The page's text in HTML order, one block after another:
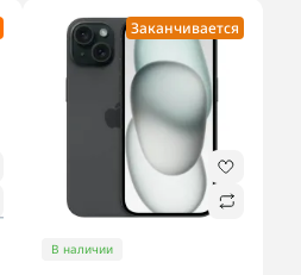
Заканчивается
В наличии